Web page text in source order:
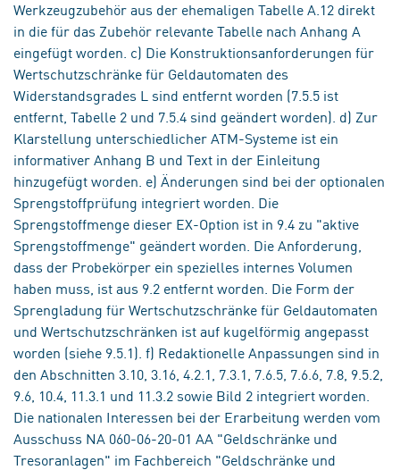
Werkzeugzubehör aus der ehemaligen Tabelle A.12 direkt
in die für das Zubehör relevante Tabelle nach Anhang A
eingefügt worden. c) Die Konstruktionsanforderungen für
Wertschutzschränke für Geldautomaten des
Widerstandsgrades L sind entfernt worden (7.5.5 ist
entfernt, Tabelle 2 und 7.5.4 sind geändert worden). d) Zur
Klarstellung unterschiedlicher ATM-Systeme ist ein
informativer Anhang B und Text in der Einleitung
hinzugefügt worden. e) Änderungen sind bei der optionalen
Sprengstoffprüfung integriert worden. Die
Sprengstoffmenge dieser EX-Option ist in 9.4 zu "aktive
Sprengstoffmenge" geändert worden. Die Anforderung,
dass der Probekörper ein spezielles internes Volumen
haben muss, ist aus 9.2 entfernt worden. Die Form der
Sprengladung für Wertschutzschränke für Geldautomaten
und Wertschutzschränken ist auf kugelförmig angepasst
worden (siehe 9.5.1). f) Redaktionelle Anpassungen sind in
den Abschnitten 3.10, 3.16, 4.2.1, 7.3.1, 7.6.5, 7.6.6, 7.8, 9.5.2,
9.6, 10.4, 11.3.1 und 11.3.2 sowie Bild 2 integriert worden.
Die nationalen Interessen bei der Erarbeitung werden vom
Ausschuss NA 060-06-20-01 AA "Geldschränke und
Tresoranlagen" im Fachbereich "Geldschränke und